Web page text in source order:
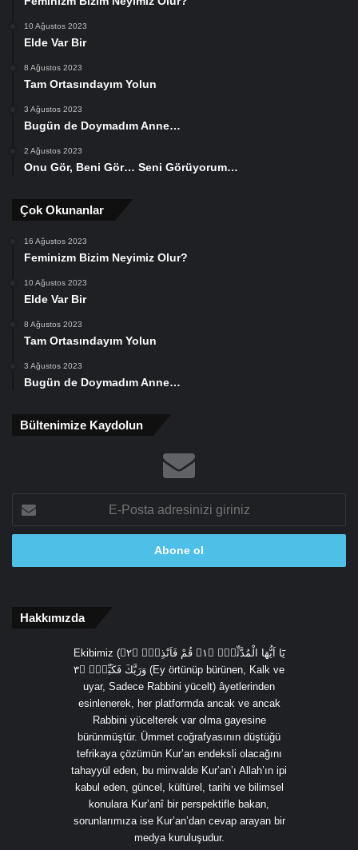
10 Ağustos 2023
Elde Var Bir
8 Ağustos 2023
Tam Ortasındayım Yolun
3 Ağustos 2023
Bugün de Doymadım Anne…
2 Ağustos 2023
Onu Gör, Beni Gör… Seni Görüyorum…
Çok Okunanlar
16 Ağustos 2023
Feminizm Bizim Neyimiz Olur?
10 Ağustos 2023
Elde Var Bir
8 Ağustos 2023
Tam Ortasındayım Yolun
3 Ağustos 2023
Bugün de Doymadım Anne…
Bültenimize Kaydolun
Posta
adresinizi
Hakkımızda
Ekibimiz (يَٓا اَيُّهَا الْمُدَّثِّرُۙ ﴿١﴾ قُمْ فَاَنْذِرْۙ ﴿٢﴾
وَرَبَّكَ فَكَبِّرْۙ ﴿٣ (Ey örtünüp bürünen, Kalk ve
uyar, Sadece Rabbini yücelt) âyetlerinden
esinlenerek, her platformda ancak ve ancak
Rabbini yücelterek var olma gayesine
bürünmüştür. Ümmet coğrafyasının düştüğü
tefrikaya çözümün Kur’an endeksli olacağını
tahayyül eden, bu minvalde Kur’an’ı Allah’ın ipi
kabul eden, güncel, kültürel, tarihi ve bilimsel
konulara Kur’anî bir perspektifle bakan,
sorunlarımıza ise Kur’an’dan cevap arayan bir
medya kuruluşudur.